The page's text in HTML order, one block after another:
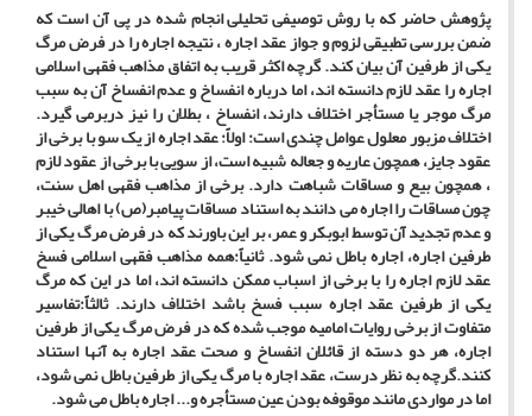
پژوهش حاضر که با روش توصیفی تحلیلی انجام شده در پی آن است که
ضمن بررسی تطبیقی لزوم و جواز عقد اجاره ، نتیجه اجاره را در فرض مرگ
یکی از طرفین آن بیان کند. گرچه اکثر قریب به اتفاق مذاهب فقهی اسلامی
اجاره را عقد لازم دانسته اند، اما درباره انفساخ و عدم انفساخ آن به سبب
مرگ موجر یا مستأجر اختلاف دارند، انفساخ ، بطلان را نیز دربرمی گیرد.
اختلاف مزبور معلول عوامل چندی است: اولاً: عقد اجاره از یک سو با برخی از
عقود جایز، همچون عاریه و جعاله شبیه است، از سویی با برخی از عقود لازم
، همچون بیع و مساقات شباهت دارد. برخی از مذاهب فقهی اهل سنت،
چون مساقات را اجاره می دانند به استناد مساقات پیامبر(ص) با اهالی خیبر
و عدم تجدید آن توسط ابوبکر و عمر، بر این باورند که در فرض مرگ یکی از
طرفین اجاره، اجاره باطل نمی شود. ثانیاً:همه مذاهب فقهی اسلامی فسخ
عقد لازم اجاره را با برخی از اسباب ممکن دانسته اند، اما در این که مرگ
یکی از طرفین عقد اجاره سبب فسخ باشد اختلاف دارند. ثالثاً:تفاسیر
متفاوت از برخی روایات امامیه موجب شده که در فرض مرگ یکی از طرفین
اجاره، هر دو دسته از قائلان انفساخ و صحت عقد اجاره به آنها استناد
کنند.گرچه به نظر درست، عقد اجاره با مرگ یکی از طرفین باطل نمی شود،
اما در مواردی مانند موقوفه بودن عین مستأجره و... اجاره باطل می شود.